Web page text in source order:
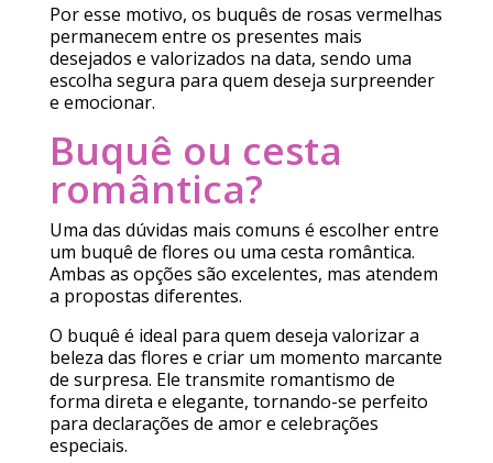
Por esse motivo, os buquês de rosas vermelhas
permanecem entre os presentes mais
desejados e valorizados na data, sendo uma
escolha segura para quem deseja surpreender
e emocionar.
Buquê ou cesta
romântica?
Uma das dúvidas mais comuns é escolher entre
um buquê de flores ou uma cesta romântica.
Ambas as opções são excelentes, mas atendem
a propostas diferentes.
O buquê é ideal para quem deseja valorizar a
beleza das flores e criar um momento marcante
de surpresa. Ele transmite romantismo de
forma direta e elegante, tornando-se perfeito
para declarações de amor e celebrações
especiais.